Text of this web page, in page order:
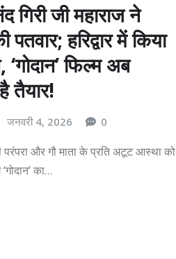
गिरी जी महाराज ने
पतवार; हरिद्वार में किया
‘गोदान’ फिल्म अब
तैयार!
जनवरी 4, 2026 0
परंपरा और गौ माता के प्रति अटूट आस्था को
का…